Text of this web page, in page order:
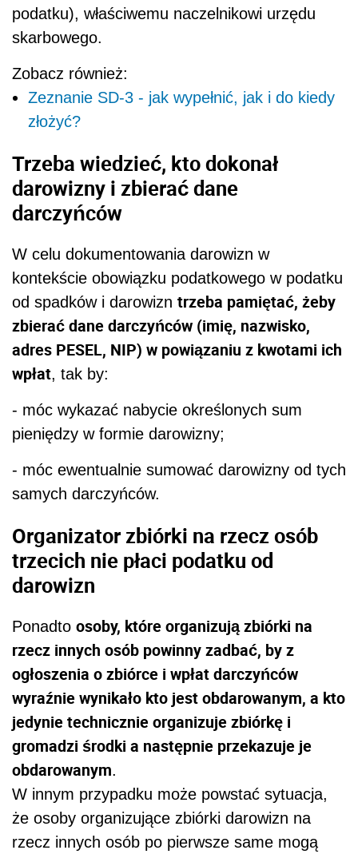
podatku), właściwemu naczelnikowi urzędu
skarbowego.
Zobacz również:
Zeznanie SD-3 - jak wypełnić, jak i do kiedy
złożyć?
Trzeba wiedzieć, kto dokonał
darowizny i zbierać dane
darczyńców
W celu dokumentowania darowizn w
kontekście obowiązku podatkowego w podatku
od spadków i darowizn trzeba pamiętać, żeby
zbierać dane darczyńców (imię, nazwisko,
adres PESEL, NIP) w powiązaniu z kwotami ich
wpłat, tak by:
- móc wykazać nabycie określonych sum
pieniędzy w formie darowizny;
- móc ewentualnie sumować darowizny od tych
samych darczyńców.
Organizator zbiórki na rzecz osób
trzecich nie płaci podatku od
darowizn
Ponadto osoby, które organizują zbiórki na
rzecz innych osób powinny zadbać, by z
ogłoszenia o zbiórce i wpłat darczyńców
wyraźnie wynikało kto jest obdarowanym, a kto
jedynie technicznie organizuje zbiórkę i
gromadzi środki a następnie przekazuje je
obdarowanym.
W innym przypadku może powstać sytuacja,
że osoby organizujące zbiórki darowizn na
rzecz innych osób po pierwsze same mogą